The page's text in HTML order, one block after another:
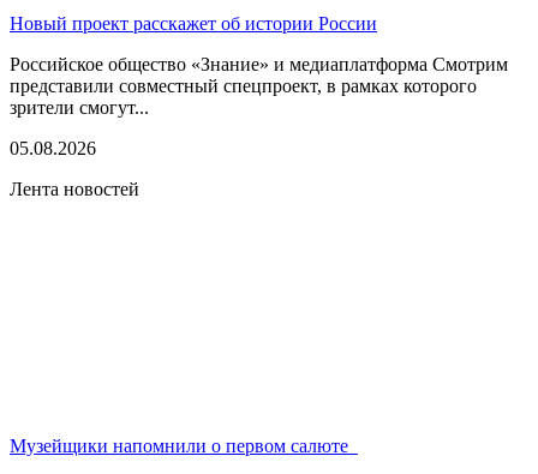
Новый проект расскажет об истории России
Российское общество «Знание» и медиаплатформа Смотрим
представили совместный спецпроект, в рамках которого
зрители смогут...
05.08.2026
Лента новостей
Музейщики напомнили о первом салюте